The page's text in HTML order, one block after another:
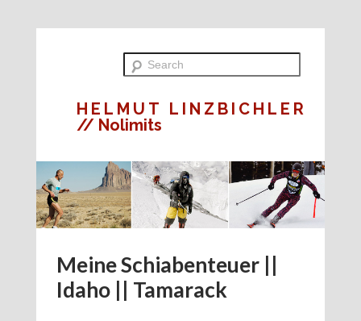
HELMUT LINZBICHLER
// Nolimits
Meine Schiabenteuer ||
Idaho || Tamarack